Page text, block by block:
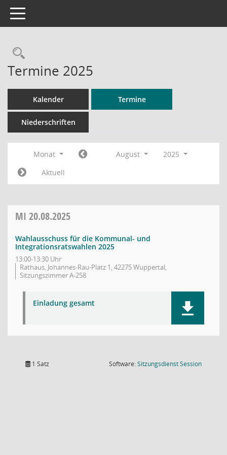
Toggle navigation
Rechercheauswahl
Termine 2025
Kalender Termine
Niederschriften
Monat August
2025
Aktuell
MI 20.08.2025
Wahlausschuss für die Kommunal- und
Integrationsratswahlen 2025
13:00-13:30 Uhr
Rathaus, Johannes-Rau-Platz 1, 42275 Wuppertal,
Sitzungszimmer A-258
Einladung gesamt
1 Satz Software:SitzungsdienstSession(Wird in